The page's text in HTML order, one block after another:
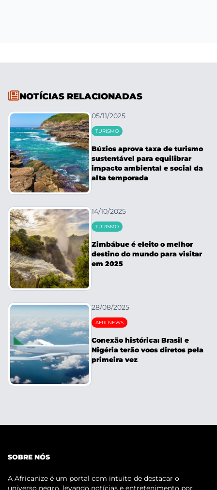
NOTÍCIAS RELACIONADAS
05/11/2025
TURISMO
Búzios aprova taxa de turismo
sustentável para equilibrar
impacto ambiental e social da
alta temporada
14/10/2025
TURISMO
Zimbábue é eleito o melhor
destino do mundo para visitar
em 2025
28/08/2025
AFRI NEWS
Conexão histórica: Brasil e
Nigéria terão voos diretos pela
primeira vez
SOBRE NÓS
A Africanize é um portal com intuito de destacar o
universo negro, levando notícias e entretenimento por